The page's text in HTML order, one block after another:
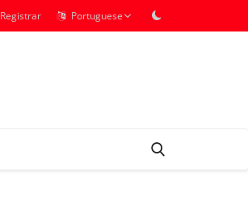
Registrar Portuguese